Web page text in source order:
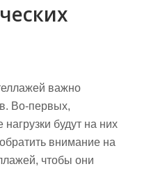
важно
Во-первых,
будут на них
внимание на
чтобы они